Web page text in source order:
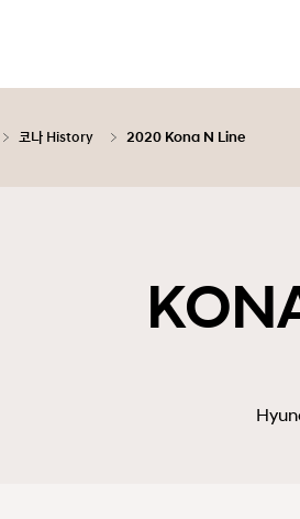
코나 History 2020 Kona N Line